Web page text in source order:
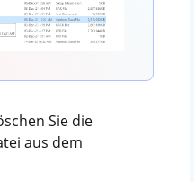
Sie die
aus dem